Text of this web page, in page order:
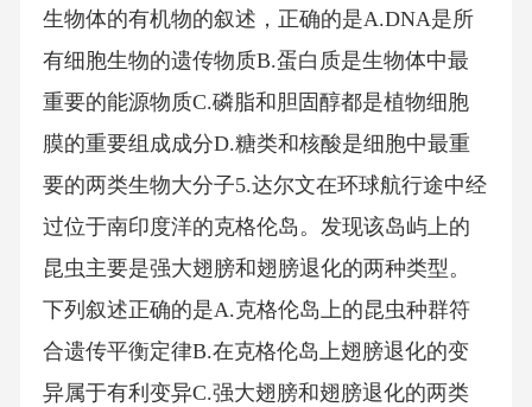
生物体的有机物的叙述，正确的是A.DNA是所
有细胞生物的遗传物质B.蛋白质是生物体中最
重要的能源物质C.磷脂和胆固醇都是植物细胞
膜的重要组成成分D.糖类和核酸是细胞中最重
要的两类生物大分子5.达尔文在环球航行途中经
过位于南印度洋的克格伦岛。发现该岛屿上的
昆虫主要是强大翅膀和翅膀退化的两种类型。
下列叙述正确的是A.克格伦岛上的昆虫种群符
合遗传平衡定律B.在克格伦岛上翅膀退化的变
异属于有利变异C.强大翅膀和翅膀退化的两类